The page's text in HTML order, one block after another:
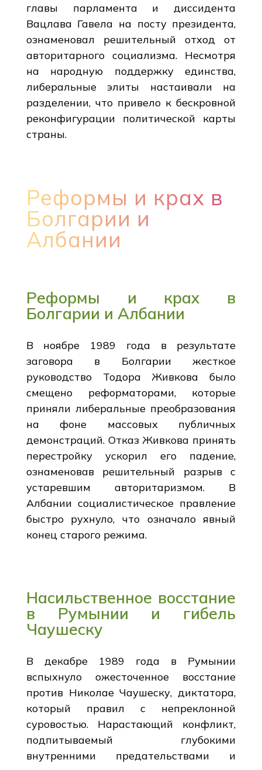
главы парламента и диссидента
Вацлава Гавела на посту президента,
ознаменовал решительный отход от
авторитарного социализма. Несмотря
на народную поддержку единства,
либеральные элиты настаивали на
разделении, что привело к бескровной
реконфигурации политической карты
страны.
Реформы и крах в
Болгарии и
Албании
Реформы и крах в
Болгарии и Албании
В ноябре 1989 года в результате
заговора в Болгарии жесткое
руководство Тодора Живкова было
смещено реформаторами, которые
приняли либеральные преобразования
на фоне массовых публичных
демонстраций. Отказ Живкова принять
перестройку ускорил его падение,
ознаменовав решительный разрыв с
устаревшим авторитаризмом. В
Албании социалистическое правление
быстро рухнуло, что означало явный
конец старого режима.
Насильственное восстание
в Румынии и гибель
Чаушеску
В декабре 1989 года в Румынии
вспыхнуло ожесточенное восстание
против Николае Чаушеску, диктатора,
который правил с непреклонной
суровостью. Нарастающий конфликт,
подпитываемый глубокими
внутренними предательствами и